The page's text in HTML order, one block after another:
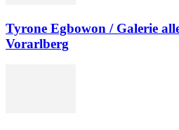
Tyrone Egbowon / Galerie
Vorarlberg